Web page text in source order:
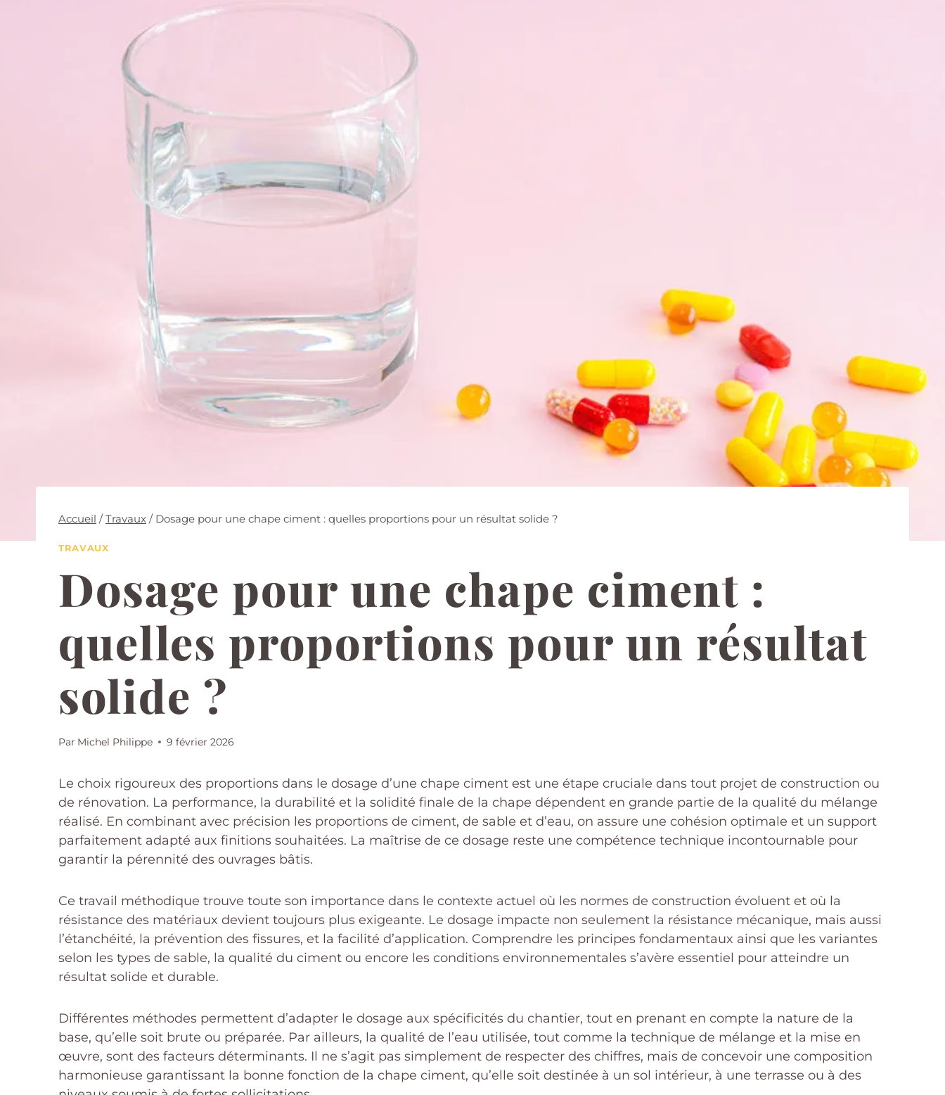
Accueil / Travaux / Dosage pour une chape ciment : quelles proportions pour un résultat solide ?
TRAVAUX
Dosage pour une chape ciment :
quelles proportions pour un résultat
solide ?
Par Michel Philippe 9 février 2026
Le choix rigoureux des proportions dans le dosage d’une chape ciment est une étape cruciale dans tout projet de construction ou
de rénovation. La performance, la durabilité et la solidité finale de la chape dépendent en grande partie de la qualité du mélange
réalisé. En combinant avec précision les proportions de ciment, de sable et d’eau, on assure une cohésion optimale et un support
parfaitement adapté aux finitions souhaitées. La maîtrise de ce dosage reste une compétence technique incontournable pour
garantir la pérennité des ouvrages bâtis.
Ce travail méthodique trouve toute son importance dans le contexte actuel où les normes de construction évoluent et où la
résistance des matériaux devient toujours plus exigeante. Le dosage impacte non seulement la résistance mécanique, mais aussi
l’étanchéité, la prévention des fissures, et la facilité d’application. Comprendre les principes fondamentaux ainsi que les variantes
selon les types de sable, la qualité du ciment ou encore les conditions environnementales s’avère essentiel pour atteindre un
résultat solide et durable.
Différentes méthodes permettent d’adapter le dosage aux spécificités du chantier, tout en prenant en compte la nature de la
base, qu’elle soit brute ou préparée. Par ailleurs, la qualité de l’eau utilisée, tout comme la technique de mélange et la mise en
œuvre, sont des facteurs déterminants. Il ne s’agit pas simplement de respecter des chiffres, mais de concevoir une composition
harmonieuse garantissant la bonne fonction de la chape ciment, qu’elle soit destinée à un sol intérieur, à une terrasse ou à des